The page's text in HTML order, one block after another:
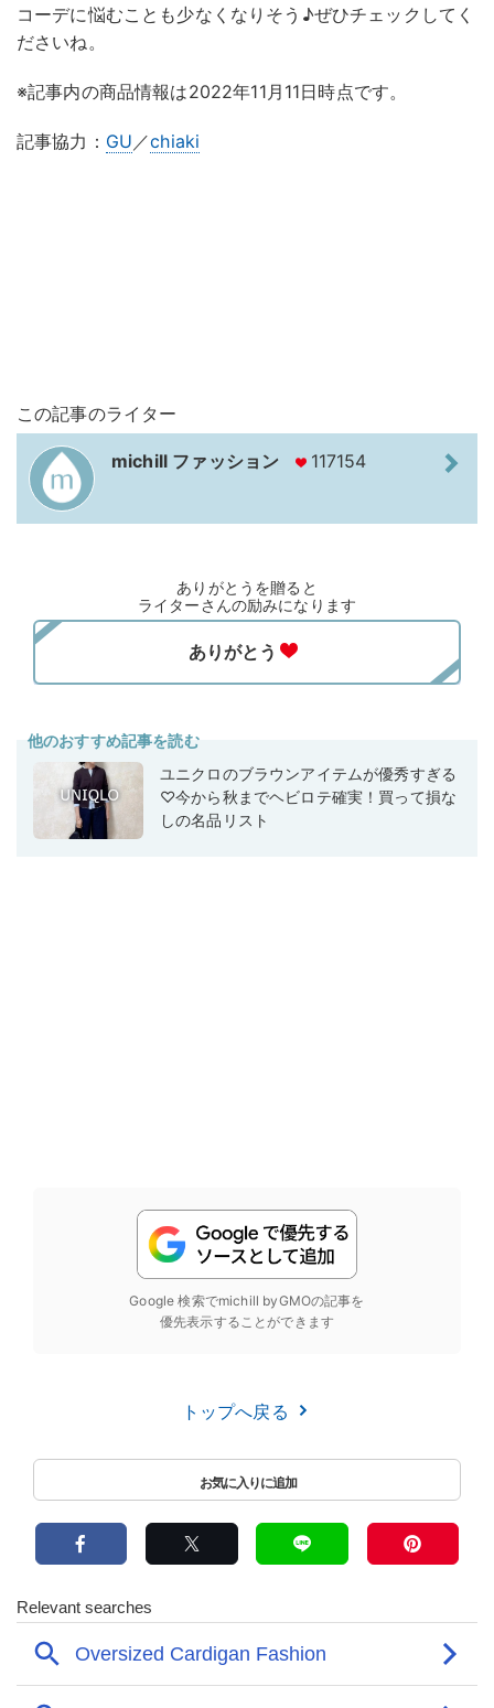
コーデに悩むことも少なくなりそう♪ぜひチェックしてく
ださいね。
※記事内の商品情報は2022年11月11日時点です。
記事協力： GU ／chiaki
この記事のライター
michill ファッション 117154
ありがとうを贈ると
ライターさんの励みになります
他のおすすめ記事を読む
ユニクロのブラウンアイテムが優秀すぎる
♡今から秋までヘビロテ確実！買って損な
しの名品リスト
Google 検索でmichill byGMOの記事を
優先表示することができます
トップへ戻る